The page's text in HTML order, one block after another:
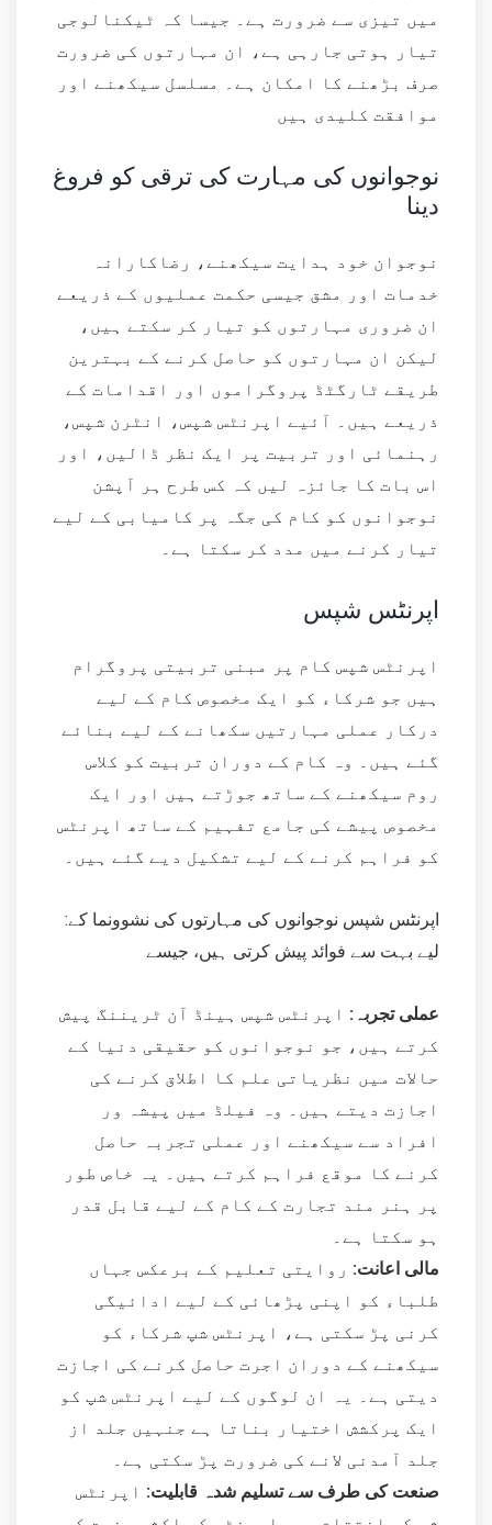
میں تیزی سے ضرورت ہے۔ جیسا کہ ٹیکنالوجی
تیار ہوتی جارہی ہے، ان مہارتوں کی ضرورت
صرف بڑھنے کا امکان ہے۔ مسلسل سیکھنے اور
موافقت کلیدی ہیں
نوجوانوں کی مہارت کی ترقی کو فروغ
دینا
نوجوان خود ہدایت سیکھنے، رضاکارانہ
خدمات اور مشق جیسی حکمت عملیوں کے ذریعے
ان ضروری مہارتوں کو تیار کر سکتے ہیں،
لیکن ان مہارتوں کو حاصل کرنے کے بہترین
طریقے ٹارگٹڈ پروگراموں اور اقدامات کے
ذریعے ہیں۔ آئیے اپرنٹس شپس، انٹرن شپس،
رہنمائی اور تربیت پر ایک نظر ڈالیں، اور
اس بات کا جائزہ لیں کہ کس طرح ہر آپشن
نوجوانوں کو کام کی جگہ پر کامیابی کے لیے
تیار کرنے میں مدد کر سکتا ہے۔
اپرنٹس شپس
اپرنٹس شپس کام پر مبنی تربیتی پروگرام
ہیں جو شرکاء کو ایک مخصوص کام کے لیے
درکار عملی مہارتیں سکھانے کے لیے بنائے
گئے ہیں۔ وہ کام کے دوران تربیت کو کلاس
روم سیکھنے کے ساتھ جوڑتے ہیں اور ایک
مخصوص پیشے کی جامع تفہیم کے ساتھ اپرنٹس
کو فراہم کرنے کے لیے تشکیل دیے گئے ہیں۔
:اپرنٹس شپس نوجوانوں کی مہارتوں کی نشوونما کے
لیے بہت سے فوائد پیش کرتی ہیں، جیسے
عملی تجربہ: اپرنٹس شپس ہینڈ آن ٹریننگ پیش
کرتے ہیں، جو نوجوانوں کو حقیقی دنیا کے
حالات میں نظریاتی علم کا اطلاق کرنے کی
اجازت دیتے ہیں۔ وہ فیلڈ میں پیشہ ور
افراد سے سیکھنے اور عملی تجربہ حاصل
کرنے کا موقع فراہم کرتے ہیں۔ یہ خاص طور
پر ہنر مند تجارت کے کام کے لیے قابل قدر
ہو سکتا ہے۔
مالی اعانت: روایتی تعلیم کے برعکس جہاں
طلباء کو اپنی پڑھائی کے لیے ادائیگی
کرنی پڑ سکتی ہے، اپرنٹس شپ شرکاء کو
سیکھنے کے دوران اجرت حاصل کرنے کی اجازت
دیتی ہے۔ یہ ان لوگوں کے لیے اپرنٹس شپ کو
ایک پرکشش اختیار بناتا ہے جنہیں جلد از
جلد آمدنی لانے کی ضرورت پڑ سکتی ہے۔
صنعت کی طرف سے تسلیم شدہ قابلیت: اپرنٹس